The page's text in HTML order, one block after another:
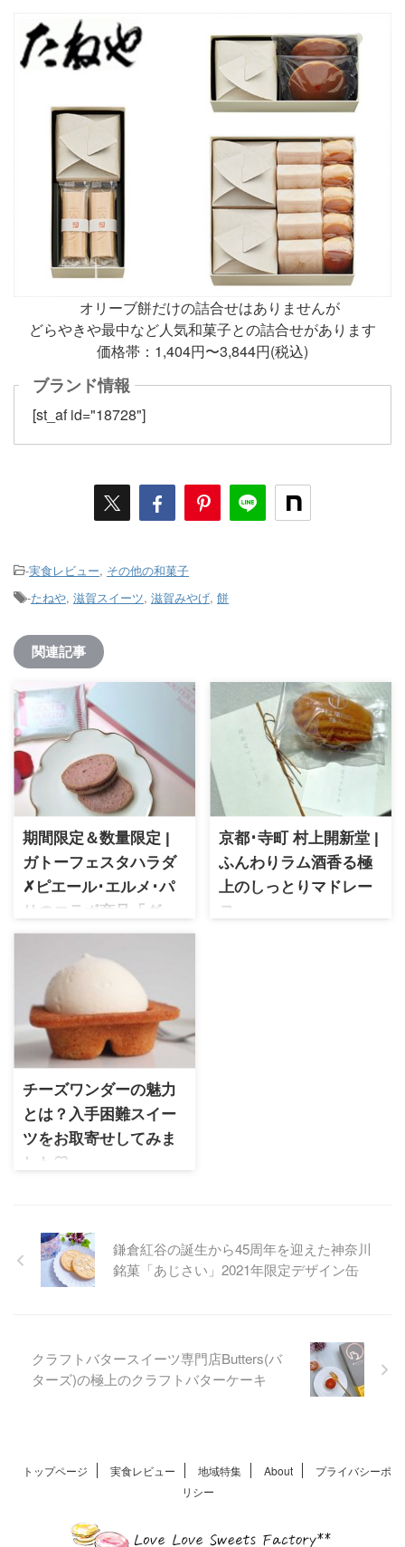
オリーブ餅だけの詰合せはありませんが
どらやきや最中など人気和菓子との詰合せがあります
価格帯：1,404円〜3,844円(税込)
ブランド情報
[st_af id="18728"]
-実食レビュー, その他の和菓子
-たねや, 滋賀スイーツ, 滋賀みやげ, 餅
関連記事
期間限定＆数量限定 |
ガトーフェスタハラダ
✗ピエール･エルメ･パ
リのコラボ商品「グー
テ･デ･レーヌ イスパハ
1901年創業の群馬を代表する
ラスク専門店ガトーフェスタ
ハラダと、パティスリー界の
ピカソと称されるピエールエ
ルメパリの代表作であるイス
パハンのコラボ。発売当初か
ら話題になり品切れも早く希
少な商品となりました
京都･寺町 村上開新堂 |
ふんわりラム酒香る極
上のしっとりマドレー
ヌ
ちゃオシャレな化粧箱だと思
いませんか？レトロなイメー
ジが強かったので驚きました
チーズワンダーの魅力
とは？入手困難スイー
ツをお取寄せしてみま
した♡
驚きの美味しさを実現。おす
すめの食べ方も紹介します
鎌倉紅谷の誕生から45周年を迎えた神奈川
銘菓「あじさい」2021年限定デザイン缶
クラフトバタースイーツ専門店Butters(バ
ターズ)の極上のクラフトバターケーキ
トップページ 実食レビュー 地域特集 About
プライバシーポ
リシー